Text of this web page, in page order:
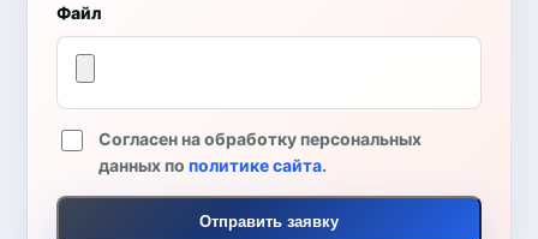
Файл
Согласен на обработку персональных
данных пополитике сайта.
Отправить заявку